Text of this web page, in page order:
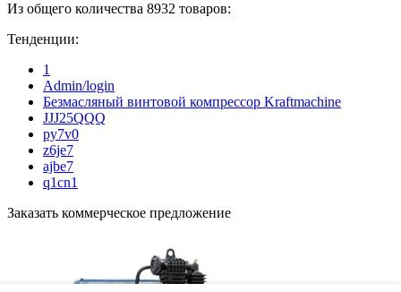
Из общего количества 8932 товаров:
Тенденции:
1
Admin/login
Безмасляный винтовой компрессор Kraftmaсhine
JJJ25QQQ
py7v0
z6je7
ajbe7
q1cn1
Заказать коммерческое предложение